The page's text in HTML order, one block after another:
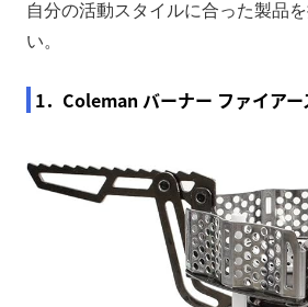
自分の活動スタイルに合った製品
い。
1．Coleman バーナー ファイアー